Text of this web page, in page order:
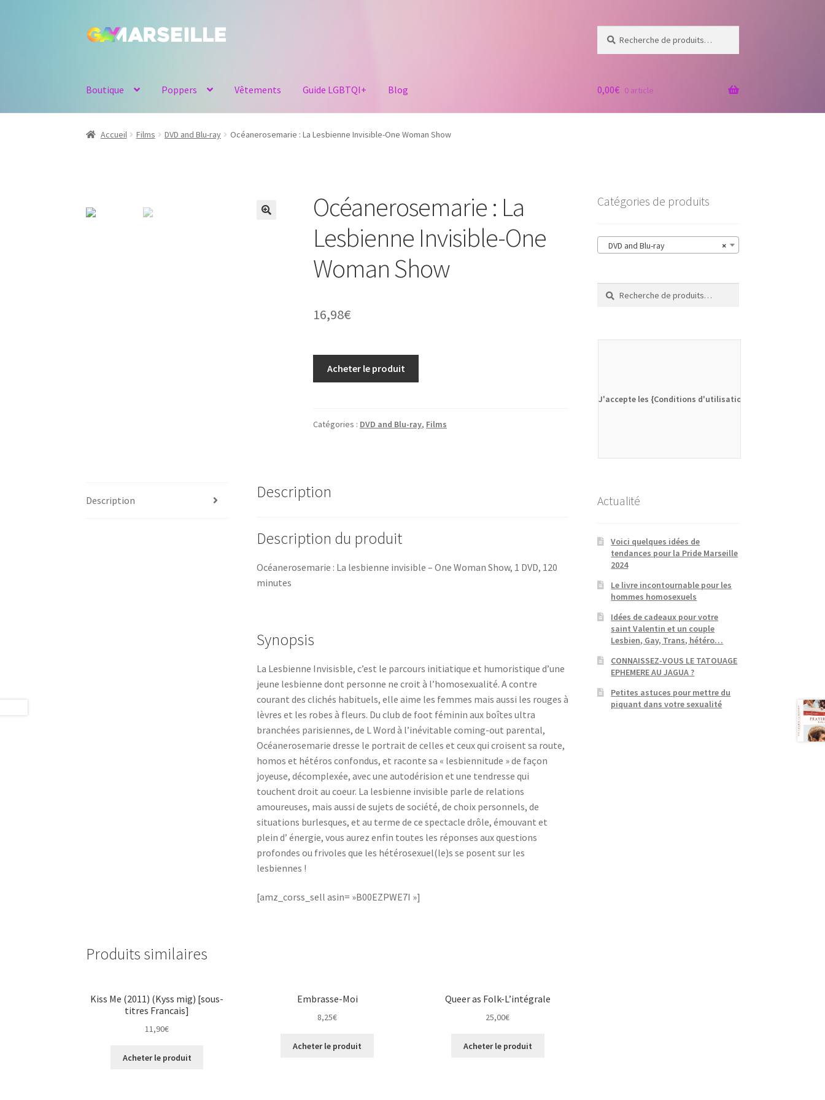
Aller
Aller
pour :
Boutique Poppers Vêtements Guide LGBTQI+ Blog 0,00€ 0 article
Accueil Films DVD and Blu-ray Océanerosemarie : La Lesbienne Invisible-One Woman Show
Océanerosemarie : La
Lesbienne Invisible-One
Woman Show
16,98€
Acheter le produit
Catégories : DVD and Blu-ray, Films
Description Description
Description du produit
Océanerosemarie : La lesbienne invisible – One Woman Show, 1 DVD, 120
minutes
Synopsis
La Lesbienne Invisisble, c’est le parcours initiatique et humoristique d’une
jeune lesbienne dont personne ne croit à l’homosexualité. A contre
courant des clichés habituels, elle aime les femmes mais aussi les rouges à
lèvres et les robes à fleurs. Du club de foot féminin aux boîtes ultra
branchées parisiennes, de L Word à l’inévitable coming-out parental,
Océanerosemarie dresse le portrait de celles et ceux qui croisent sa route,
homos et hétéros confondus, et raconte sa « lesbiennitude » de façon
joyeuse, décomplexée, avec une autodérision et une tendresse qui
touchent droit au coeur. La lesbienne invisible parle de relations
amoureuses, mais aussi de sujets de société, de choix personnels, de
situations burlesques, et au terme de ce spectacle drôle, émouvant et
plein d’ énergie, vous aurez enfin toutes les réponses aux questions
profondes ou frivoles que les hétérosexuel(le)s se posent sur les
lesbiennes !
[amz_corss_sell asin= »B00EZPWE7I »]
Produits similaires
Kiss Me (2011) (Kyss mig) [sous-
titres Francais]
11,90€
Acheter le produit
Embrasse-Moi
8,25€
Acheter le produit
Queer as Folk-L’intégrale
25,00€
Acheter le produit
Catégories de produits
×
DVD and Blu-ray
Recherche
pour :
Recherche
J'accepte les {Conditions d'utilisation}
Actualité
Voici quelques idées de
tendances pour la Pride Marseille
2024
Le livre incontournable pour les
hommes homosexuels
Idées de cadeaux pour votre
saint Valentin et un couple
Lesbien, Gay, Trans, hétéro…
CONNAISSEZ-VOUS LE TATOUAGE
EPHEMERE AU JAGUA ?
Petites astuces pour mettre du
piquant dans votre sexualité